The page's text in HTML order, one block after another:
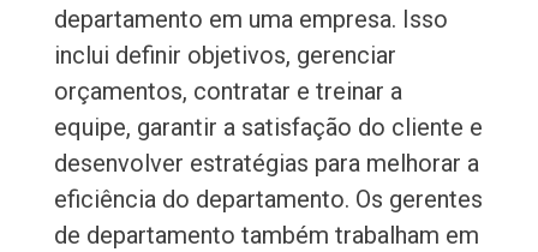
departamento em uma empresa. Isso
inclui definir objetivos, gerenciar
orçamentos, contratar e treinar a
equipe, garantir a satisfação do cliente e
desenvolver estratégias para melhorar a
eficiência do departamento. Os gerentes
de departamento também trabalham em